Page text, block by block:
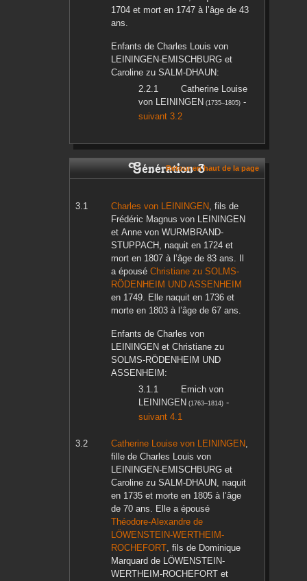
1704et mort en 1747à l’âge de 43
ans.
Enfants de Charles Louis von
LEININGEN-EMISCHBURGet
Carolinezu SALM-DHAUN:
Catherine Louise
von LEININGEN (1735–1805)-
suivant 3.2
Génération 3Retour en haut de la page
Charles von LEININGEN, fils de
Frédéric Magnus von LEININGEN
et Annevon WURMBRAND-
STUPPACH , naquit en 1724et
mort en 1807à l’âge de 83 ans. Il
a épousé Christianezu SOLMS-
RÖDENHEIM UND ASSENHEIM
en 1749. Elle naquit en 1736et
morte en 1803à l’âge de 67 ans.
Enfants de Charles von
LEININGEN et Christianezu
SOLMS-RÖDENHEIM UND
ASSENHEIM :
Emichvon
LEININGEN (1763–1814)-
suivant 4.1
Catherine Louisevon LEININGEN,
fille de Charles Louis von
LEININGEN-EMISCHBURGet
Carolinezu SALM-DHAUN, naquit
en 1735et morte en 1805à l’âge
de 70 ans. Elle a épousé
Théodore-Alexandrede
LÖWENSTEIN-WERTHEIM-
ROCHEFORT, fils de Dominique
Marquard de LÖWENSTEIN-
WERTHEIM-ROCHEFORTet